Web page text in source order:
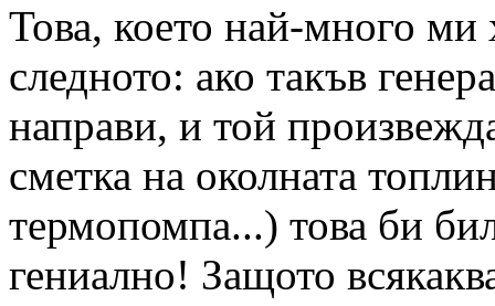
Това, което най-много ми
следното: ако такъв
направи, и той
сметка на околната
термопомпа...) това би
гениално! Защото